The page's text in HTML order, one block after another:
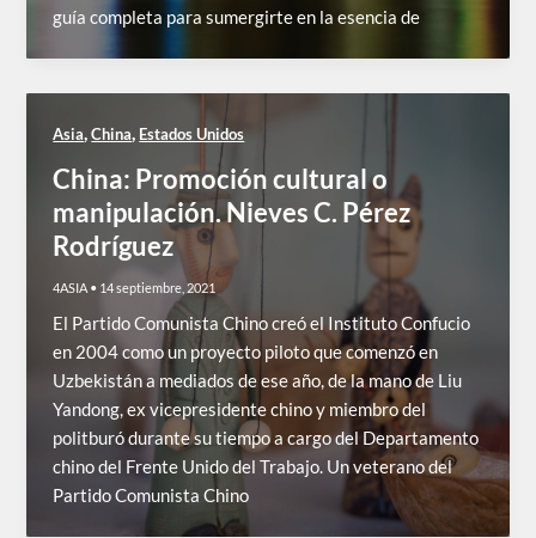
guía completa para sumergirte en la esencia de
Asia,China, Estados Unidos
China: Promoción cultural o
manipulación. Nieves C. Pérez
Rodríguez
4ASIA • 14 septiembre, 2021
El Partido Comunista Chino creó el Instituto Confucio
en 2004 como un proyecto piloto que comenzó en
Uzbekistán a mediados de ese año, de la mano de Liu
Yandong, ex vicepresidente chino y miembro del
politburó durante su tiempo a cargo del Departamento
chino del Frente Unido del Trabajo. Un veterano del
Partido Comunista Chino